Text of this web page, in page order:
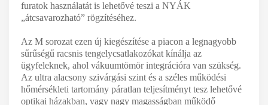
furatok használatát is lehetővé teszi a NYÁK
„átcsavarozható” rögzítéséhez.
Az M sorozat ezen új kiegészítése a piacon a legnagyobb
sűrűségű racsnis tengelycsatlakozókat kínálja az
ügyfeleknek, ahol vákuumtömör integrációra van szükség.
Az ultra alacsony szivárgási szint és a széles működési
hőmérsékleti tartomány páratlan teljesítményt tesz lehetővé
optikai házakban, vagy nagy magasságban működő